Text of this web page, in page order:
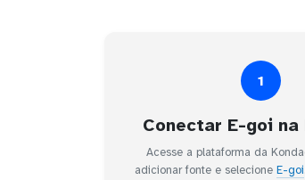
1
Conectar E-goi na
Acesse a plataforma da
adicionar fonte e selecione E-goi